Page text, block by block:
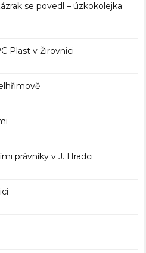
se povedl – úzkokolejka
Plast v Žirovnici
právníky v J. Hradci